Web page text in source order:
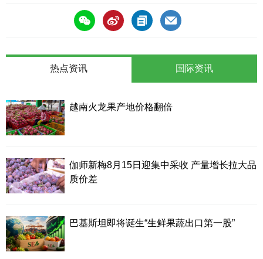
热点资讯
越南火龙果产地价格翻倍
伽师新梅8月15日迎集中采收 产量增长拉大品
质价差
巴基斯坦即将诞生“生鲜果蔬出口第一股”
国际资讯